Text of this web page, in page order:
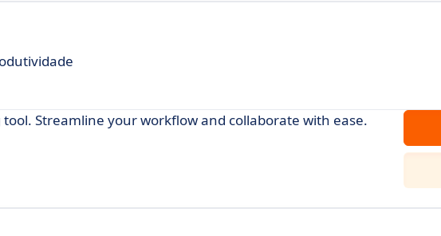
Streamline your workflow and collaborate with ease.